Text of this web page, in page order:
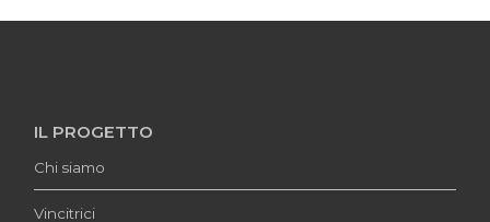
IL PROGETTO
Chi siamo
Vincitrici